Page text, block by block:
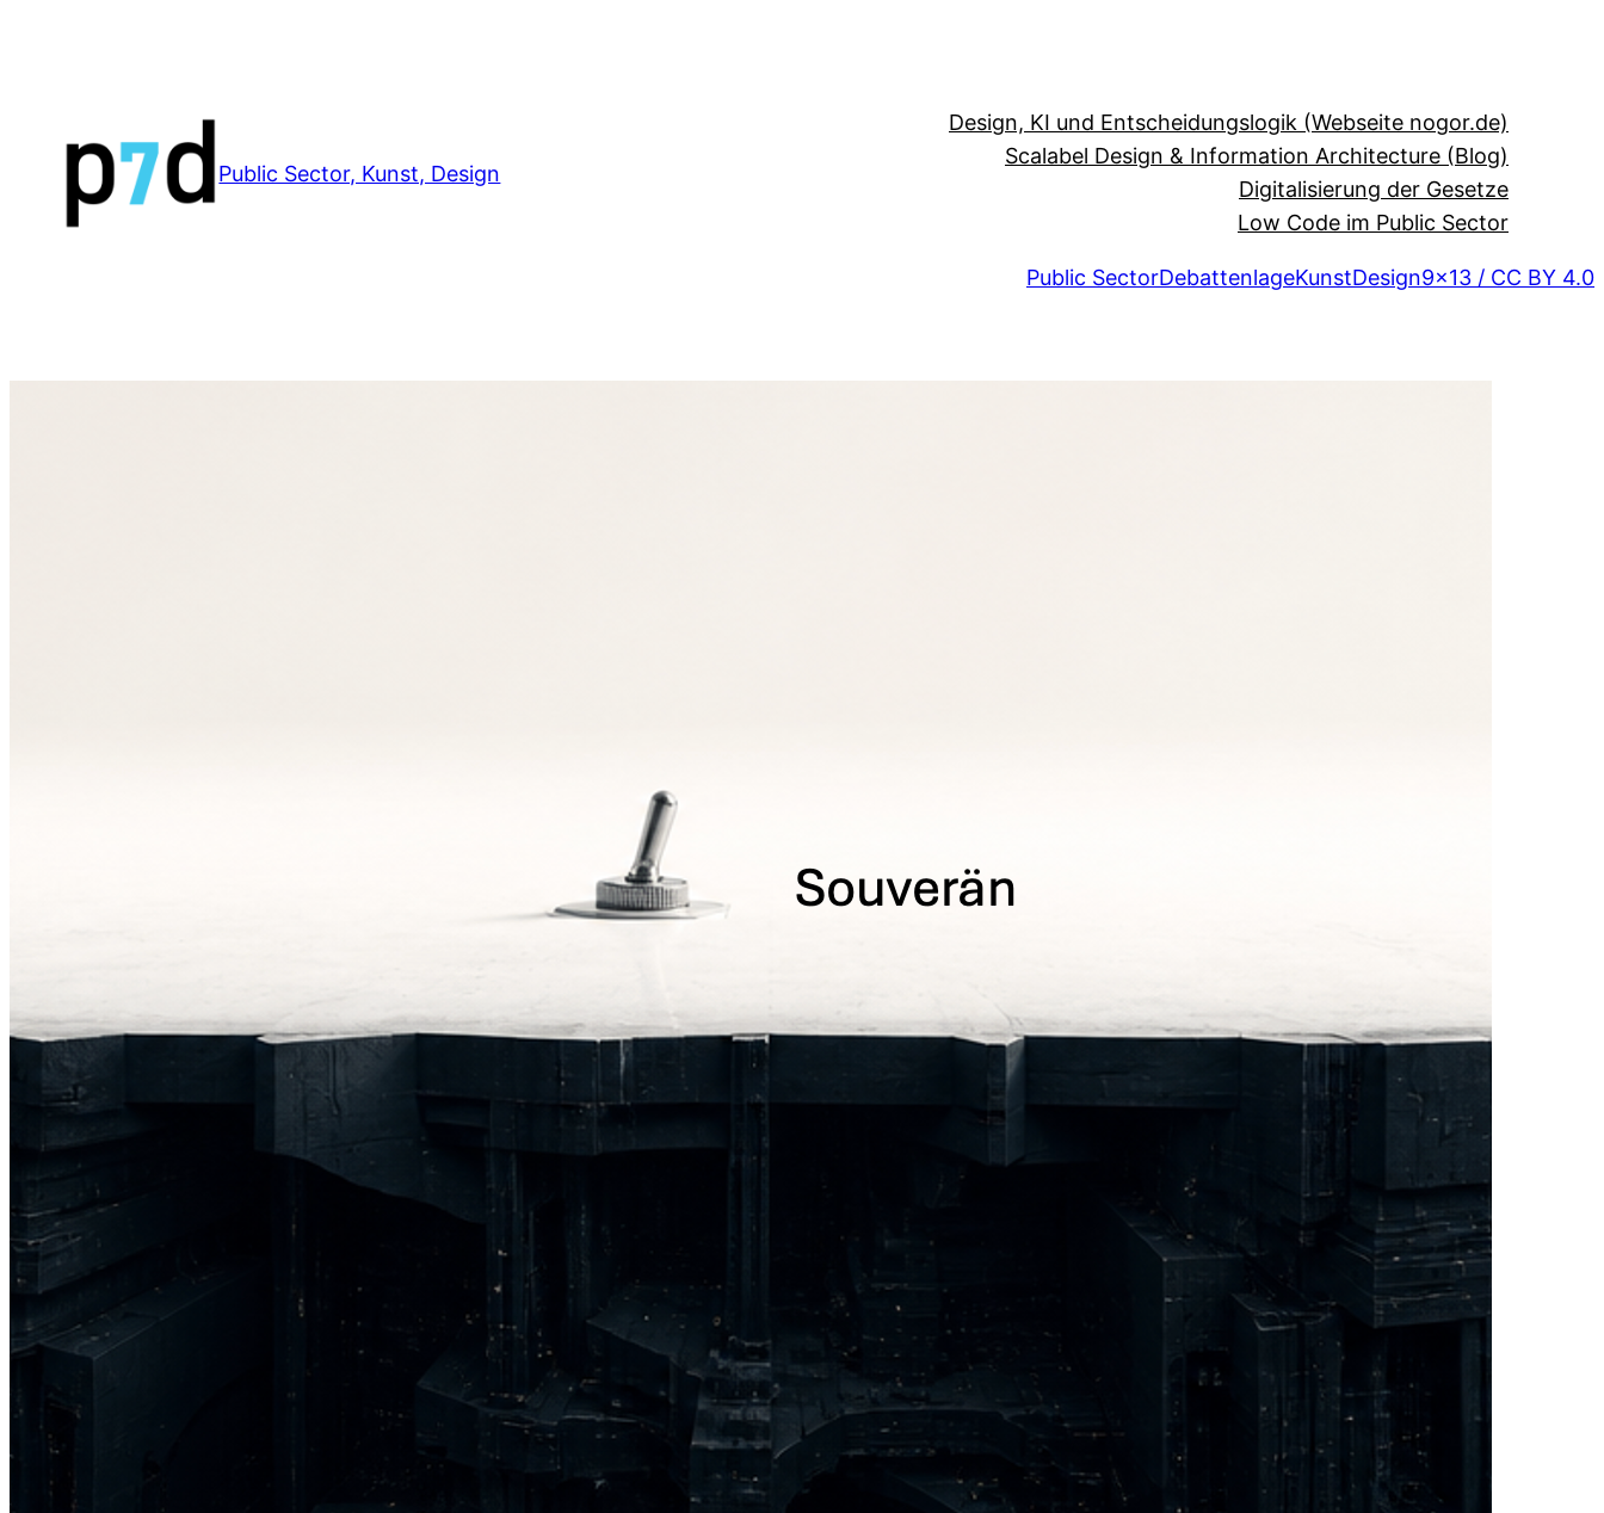
Public Sector, Kunst, Design
Design, KI und Entscheidungslogik (Webseite nogor.de)
Scalabel Design & Information Architecture (Blog)
Digitalisierung der Gesetze
Low Code im Public Sector
Public SectorDebattenlageKunstDesign9×13 / CC BY 4.0